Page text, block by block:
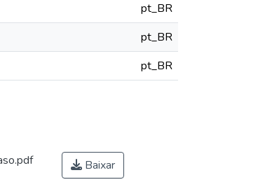
pt_BR
pt_BR
pt_BR
Baixar